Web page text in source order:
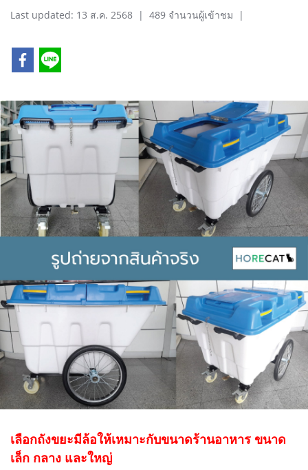
Last updated: 13 ส.ค. 2568 | 489 จำนวนผู้เข้าชม |
เลือกถังขยะมีล้อให้เหมาะกับขนาดร้านอาหาร ขนาด
เล็ก กลาง และใหญ่